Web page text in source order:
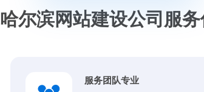
哈尔滨网站建设公司服
服务团队专业